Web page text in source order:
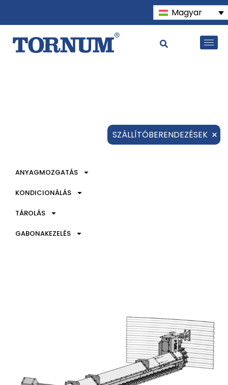
Magyar
SZÁLLÍTÓBERENDEZÉSEK ×
ANYAGMOZGATÁS
KONDICIONÁLÁS
TÁROLÁS
GABONAKEZELÉS